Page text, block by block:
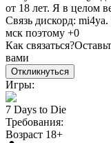
от 18 лет. Я в целом
Связь дискорд: mi4ya.
мск поэтому +0
Как связаться?
вами
Откликнуться
Игры:
7 Days to Die
Требования:
Возраст 18+